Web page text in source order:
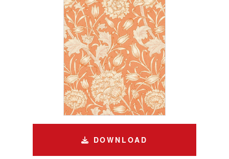
DOWNLOAD